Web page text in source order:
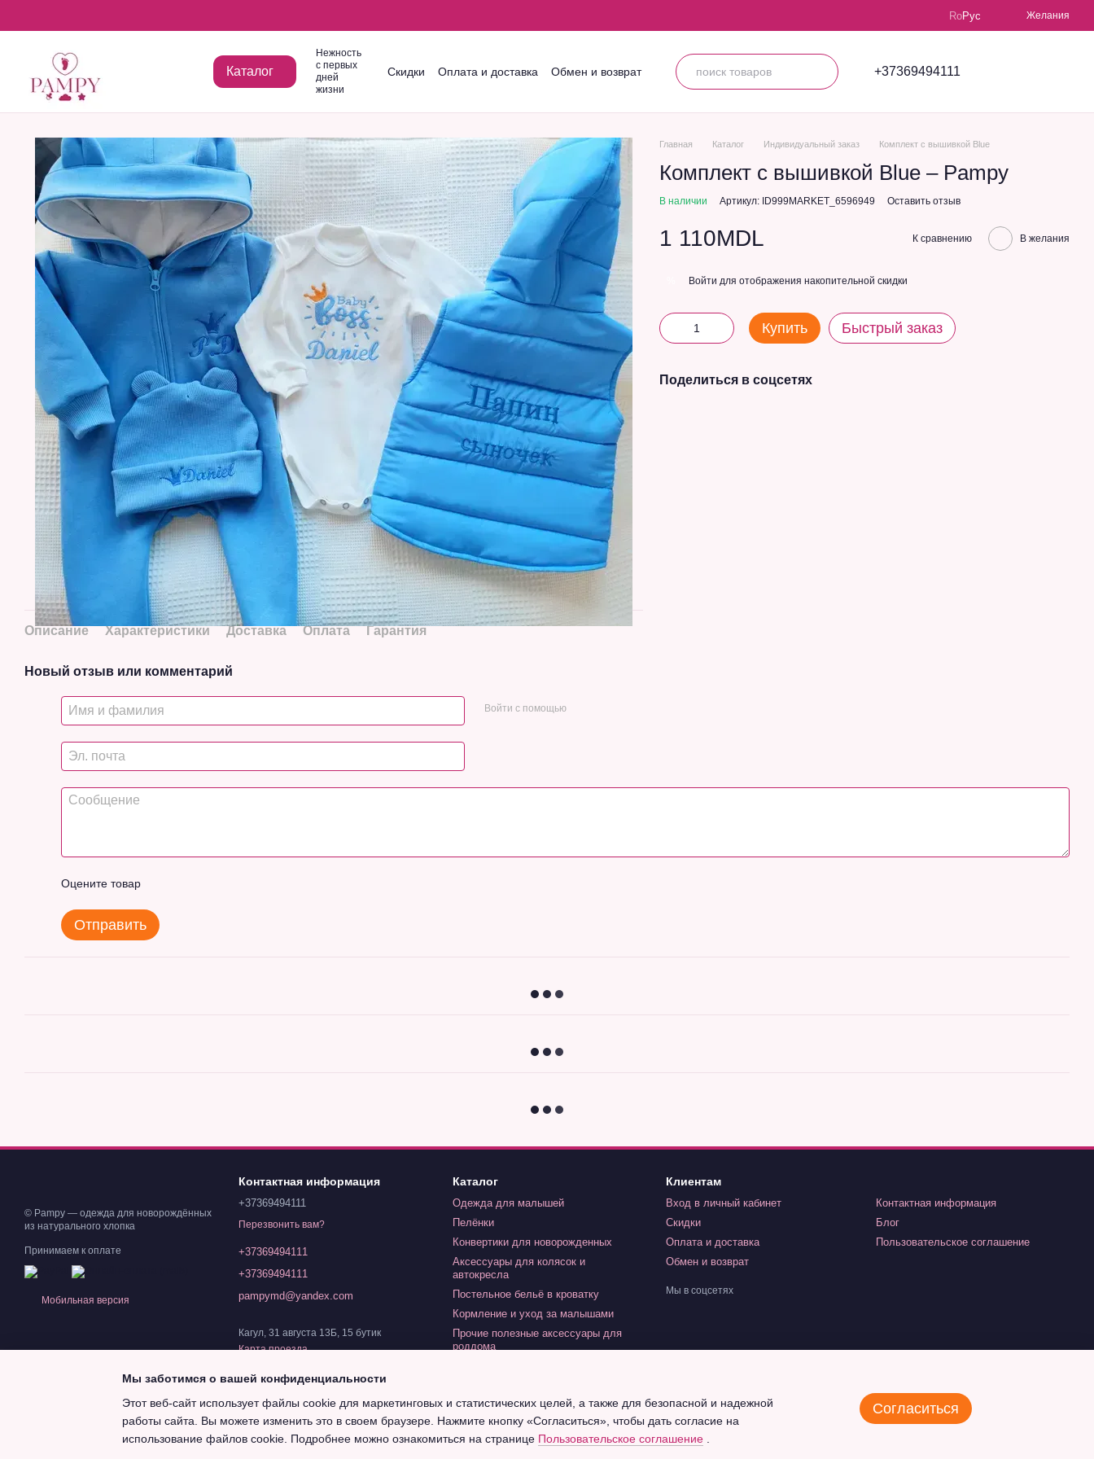
RoРус Желания
Каталог
Нежность
с первых
дней
жизни
Скидки Оплата и доставка
Обмен и возврат
+37369494111
Описание Характеристики Доставка Оплата Гарантия
Главная Каталог Индивидуальный заказ Комплект с вышивкой Blue
Комплект с вышивкой Blue – Pampy
В наличии Артикул: ID999MARKET_6596949 Оставить отзыв
1 110MDL К сравнению В желания
Войти для отображения накопительной скидки
Купить Быстрый заказ
Поделиться в соцсетях
Новый отзыв или комментарий
Войти с помощью
Оцените товар
Отправить
© Pampy — одежда для новорождённых
из натурального хлопка
Принимаем к оплате
Мобильная версия
Контактная информация
+37369494111
Перезвонить вам?
+37369494111
+37369494111
pampymd@yandex.com
Кагул, 31 августа 13Б, 15 бутик
Карта проезда
Каталог
Одежда для малышей
Пелёнки
Конвертики для новорожденных
Аксессуары для колясок и
автокресла
Постельное бельё в кроватку
Кормление и уход за малышами
Прочие полезные аксессуары для
роддома
Крещение
Клиентам
Вход в личный кабинет
Скидки
Оплата и доставка
Обмен и возврат
Контактная информация
Блог
Пользовательское соглашение
Мы в соцсетях
Мы заботимся о вашей конфиденциальности
Этот веб-сайт использует файлы cookie для маркетинговых и статистических целей, а также для безопасной и надежной
работы сайта. Вы можете изменить это в своем браузере. Нажмите кнопку «Согласиться», чтобы дать согласие на
использование файлов cookie. Подробнее можно ознакомиться на странице Пользовательское соглашение
Согласиться